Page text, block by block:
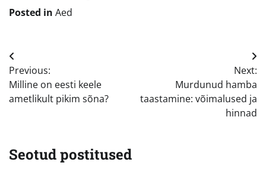
Posted in Aed
Navigeerimine
Previous:
Milline on eesti keele
ametlikult pikim sõna?
Next:
Murdunud hamba
taastamine: võimalused ja
hinnad
Seotud postitused